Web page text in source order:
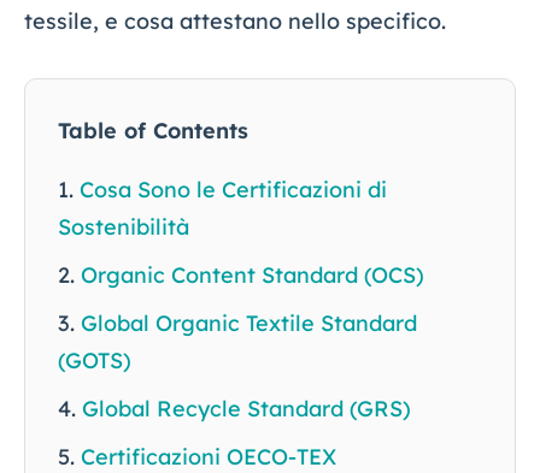
tessile, e cosa attestano nello specifico.
Table of Contents
Cosa Sono le Certificazioni di
Sostenibilità
Organic Content Standard (OCS)
Global Organic Textile Standard
(GOTS)
Global Recycle Standard (GRS)
Certificazioni OECO-TEX